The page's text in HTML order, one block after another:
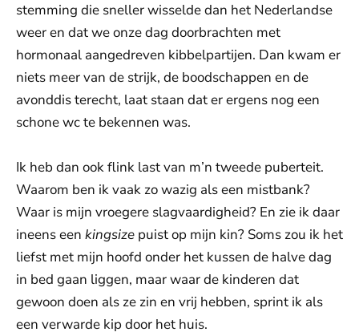
stemming die sneller wisselde dan het Nederlandse
weer en dat we onze dag doorbrachten met
hormonaal aangedreven kibbelpartijen. Dan kwam er
niets meer van de strijk, de boodschappen en de
avonddis terecht, laat staan dat er ergens nog een
schone wc te bekennen was.
Ik heb dan ook flink last van m’n tweede puberteit.
Waarom ben ik vaak zo wazig als een mistbank?
Waar is mijn vroegere slagvaardigheid? En zie ik daar
ineens een kingsize puist op mijn kin? Soms zou ik het
liefst met mijn hoofd onder het kussen de halve dag
in bed gaan liggen, maar waar de kinderen dat
gewoon doen als ze zin en vrij hebben, sprint ik als
een verwarde kip door het huis.